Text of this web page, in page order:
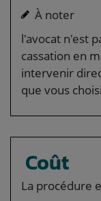
À noter
l'avocat n'est
cassation en
intervenir
que vous
Coût
La procédure